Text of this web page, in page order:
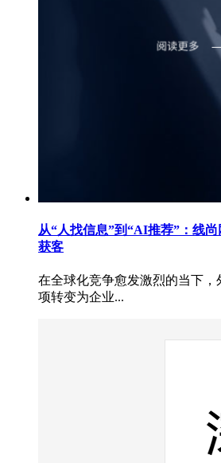
从“人找信息”到“AI推荐”：线
获客
在全球化竞争愈发激烈的当下
项转变为企业...